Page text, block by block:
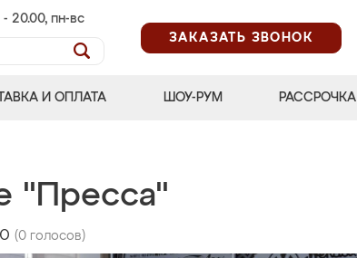
- 20.00, пн-вс
ЗАКАЗАТЬ ЗВОНОК
И ОПЛАТА ШОУ-РУМ РАССРОЧКА
"Пресса"
(0 голосов)